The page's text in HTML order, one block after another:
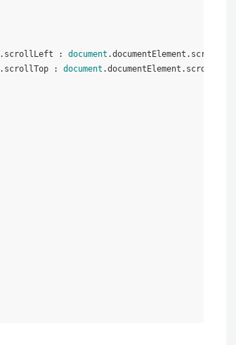
. scrollLeft : document .documentElement . scrollLeft
. scrollTop : document .documentElement . scrollTop